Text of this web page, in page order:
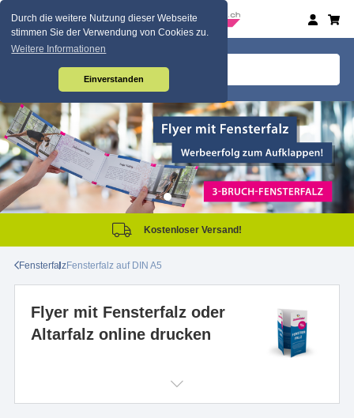
Durch die weitere Nutzung dieser Webseite
stimmen Sie der Verwendung von Cookies zu.
Weitere Informationen
Einverstanden
Kostenloser Versand!
FensterfalzFensterfalz auf DIN A5
Flyer mit Fensterfalz oder
Altarfalz online drucken